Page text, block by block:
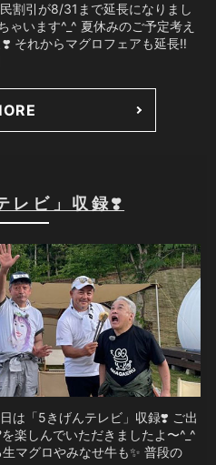
割引が8/31まで延長になりまし
ゃいます^_^ 夏休みのご予定考え
それからマグロフェアも延長‼️
レビ」収録❣️
は「5きげんテレビ」収録❣️ ご出
楽しんでいただきましたよ〜^_^
マグロやみなせ牛も✨ 普段の